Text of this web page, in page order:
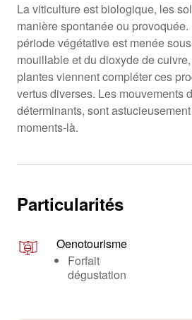
La viticulture est biologique, les
manière spontanée ou
période végétative est menée
mouillable et du dioxyde de
plantes viennent compléter ces
vertus diverses. Les mouvements
déterminants, sont
moments-là.
Particularités
Oenotourisme
Forfait
dégustation